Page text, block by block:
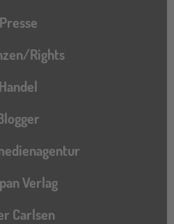
Presse
Rights
Handel
Verlag
Carlsen